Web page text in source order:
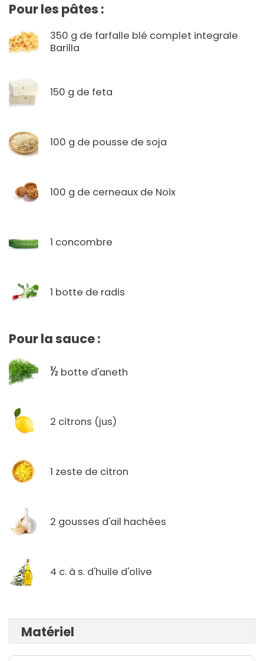
Pour les pâtes :
350 g de farfalle blé complet integrale
Barilla
150 g de feta
100 g de pousse de soja
100 g de cerneaux de Noix
1 concombre
1 botte de radis
Pour la sauce :
½ botte d'aneth
2 citrons (jus)
1 zeste de citron
2 gousses d'ail hachées
4 c. à s. d'huile d'olive
Matériel